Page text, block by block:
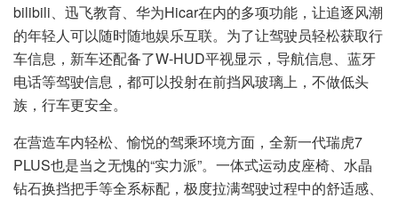
bilibili、迅飞教育、华为Hicar在内的多项功能，让追逐风潮
的年轻人可以随时随地娱乐互联。为了让驾驶员轻松获取行
车信息，新车还配备了W-HUD平视显示，导航信息、蓝牙
电话等驾驶信息，都可以投射在前挡风玻璃上，不做低头
族，行车更安全。
在营造车内轻松、愉悦的驾乘环境方面，全新一代瑞虎7
PLUS也是当之无愧的“实力派”。一体式运动皮座椅、水晶
钻石换挡把手等全系标配，极度拉满驾驶过程中的舒适感、